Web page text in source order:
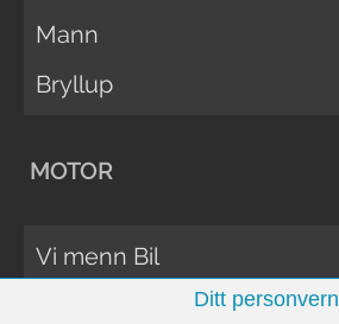
Mann
Bryllup
MOTOR
Vi menn Bil
Ditt personvern